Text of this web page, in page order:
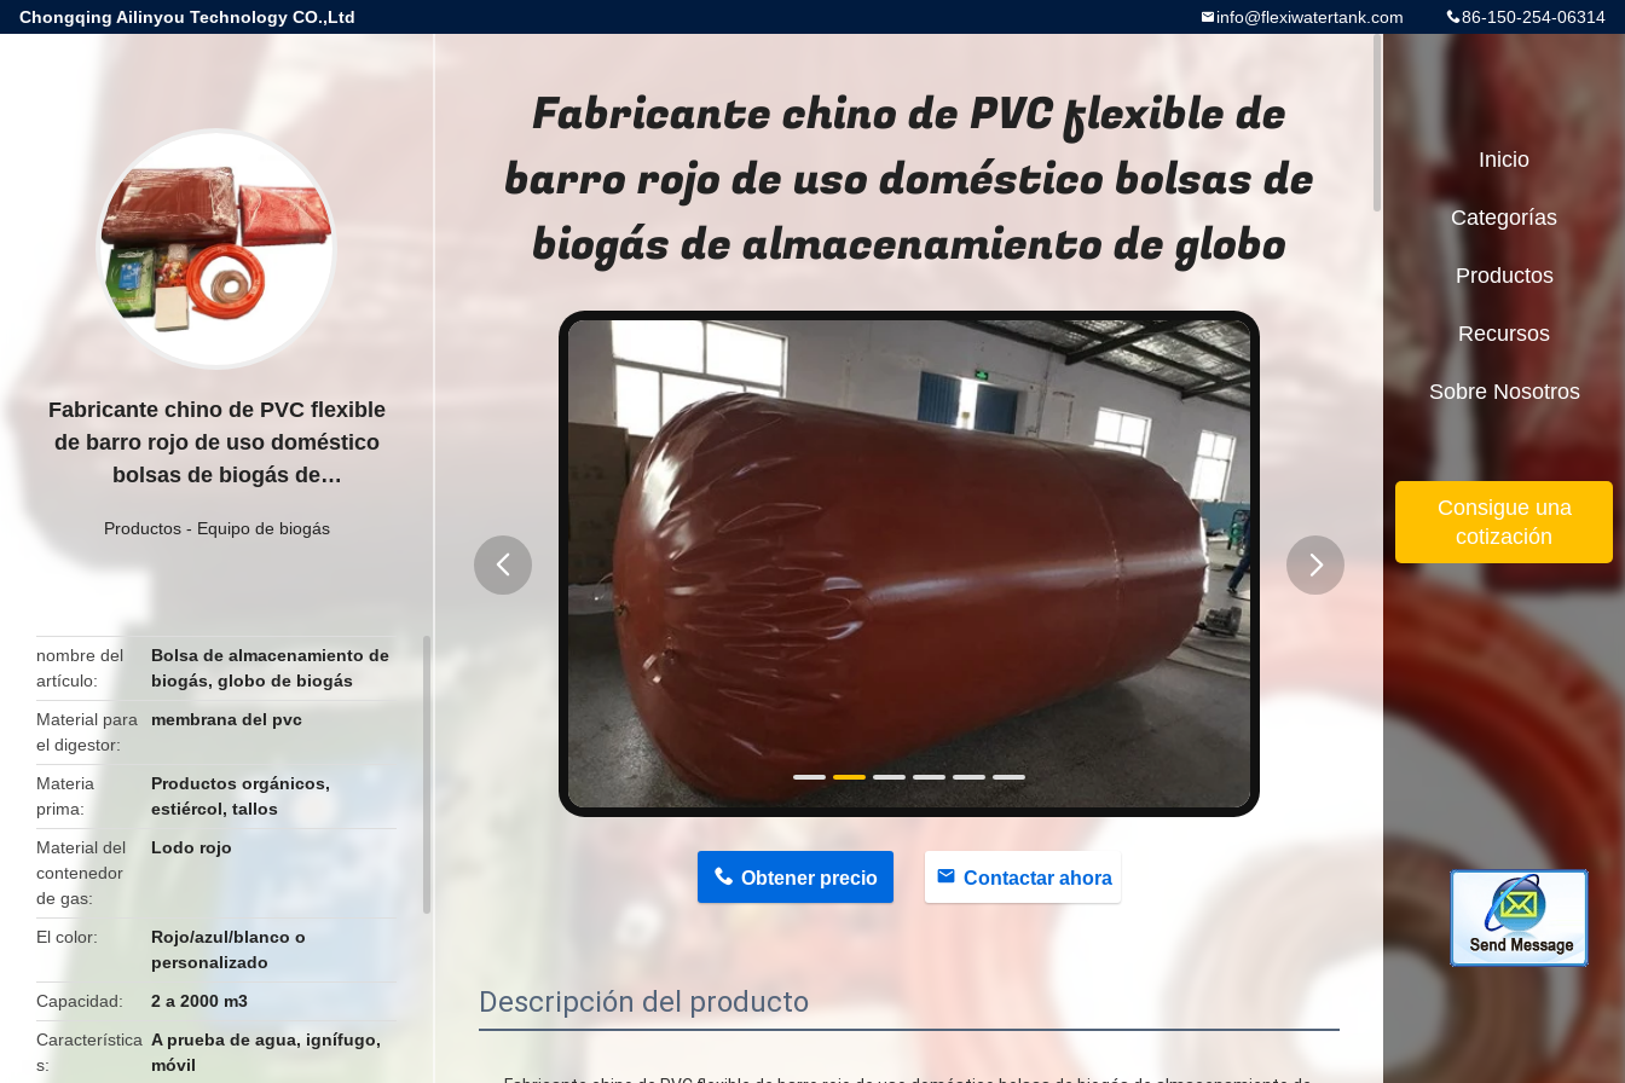
Chongqing Ailinyou Technology CO.,Ltd 86-150-254-06314
info@flexiwatertank.com
Fabricante chino de PVC flexible
de barro rojo de uso doméstico
bolsas de biogás de
Productos- Equipo de biogás
nombre del
artículo
Bolsa de almacenamiento de
biogás, globo de biogás
Material para
el digestor
membrana del pvc
Materia
prima
Productos orgánicos,
estiércol, tallos
Material del
contenedor
de gas
Lodo rojo
El color
Rojo/azul/blanco o
personalizado
Capacidad
2 a 2000 m3
Característica
s
A prueba de agua, ignífugo,
móvil
Fabricante chino de PVC flexible de
barro rojo de uso doméstico bolsas de
biogás de almacenamiento de globo
Obtener precio Contactar ahora
Descripción del producto
Inicio
Categorías
Productos
Recursos
Sobre Nosotros
Consigue una
cotización